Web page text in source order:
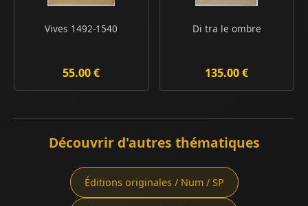
Vives 1492-1540
55.00 €
Di tra le ombre
135.00 €
Découvrir d'autres thématiques
Éditions originales / Num / SP